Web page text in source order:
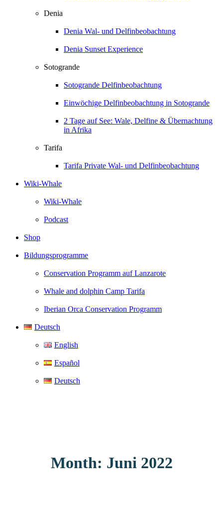
Denia
Denia Wal- und Delfinbeobachtung
Denia Sunset Experience
Sotogrande
Sotogrande Delfinbeobachtung
Einwöchige Delfinbeobachtung in Sotogrande
2 Tage auf See: Wale, Delfine & Übernachtung
in Afrika
Tarifa
Tarifa Private Wal- und Delfinbeobachtung
Wiki-Whale
Wiki-Whale
Podcast
Shop
Bildungsprogramme
Conservation Programm auf Lanzarote
Whale and dolphin Camp Tarifa
Iberian Orca Conservation Programm
Deutsch
English
Español
Deutsch
Month: Juni 2022